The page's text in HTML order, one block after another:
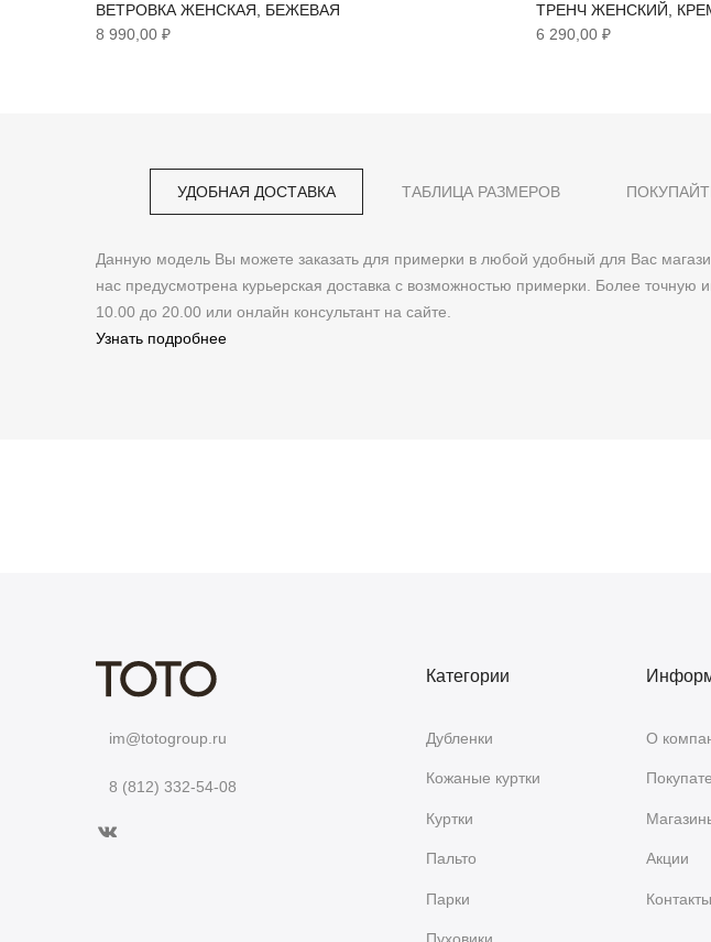
ВЕТРОВКА ЖЕНСКАЯ, БЕЖЕВАЯ
8 990,00 ₽
ТРЕНЧ ЖЕНСКИЙ,
6 290,00 ₽
УДОБНАЯ ДОСТАВКА
Данную модель Вы можете заказать для примерки в любой удобный для Вас
нас предусмотрена курьерская доставка с возможностью примерки. Более
10.00 до 20.00 или онлайн консультант на сайте.
Узнать подробнее
ТАБЛИЦА РАЗМЕРОВ
im@totogroup.ru
8 (812) 332-54-08
Категории
Дубленки
Кожаные куртки
Куртки
Пальто
Парки
О
Акции
Контакты